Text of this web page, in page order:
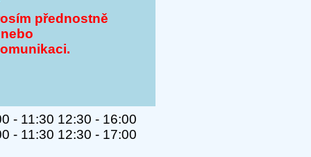
přednostně
- 11:30 12:30 - 16:00
- 11:30 12:30 - 17:00